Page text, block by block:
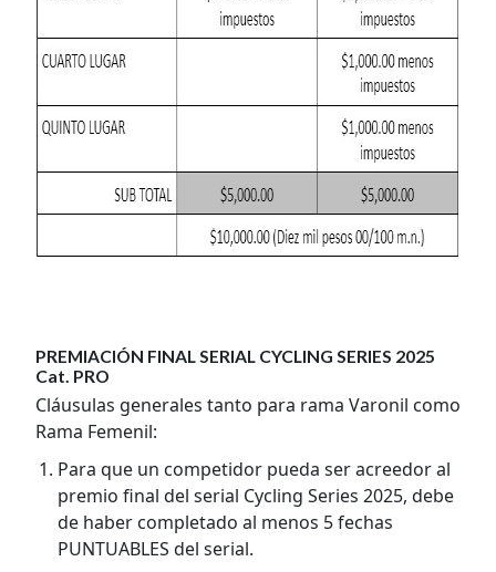
PREMIACIÓN FINAL SERIAL CYCLING SERIES 2025
Cat. PRO
Cláusulas generales tanto para rama Varonil como
Rama Femenil:
Para que un competidor pueda ser acreedor al
premio final del serial Cycling Series 2025, debe
de haber completado al menos 5 fechas
PUNTUABLES del serial.